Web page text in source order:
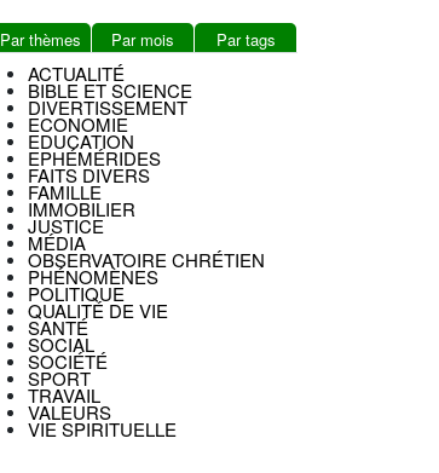
Par thèmes Par mois Par tags
ACTUALITÉ
BIBLE ET SCIENCE
DIVERTISSEMENT
ECONOMIE
EDUCATION
EPHÉMÉRIDES
FAITS DIVERS
FAMILLE
IMMOBILIER
JUSTICE
MÉDIA
OBSERVATOIRE CHRÉTIEN
PHÉNOMÈNES
POLITIQUE
QUALITÉ DE VIE
SANTÉ
SOCIAL
SOCIÉTÉ
SPORT
TRAVAIL
VALEURS
VIE SPIRITUELLE